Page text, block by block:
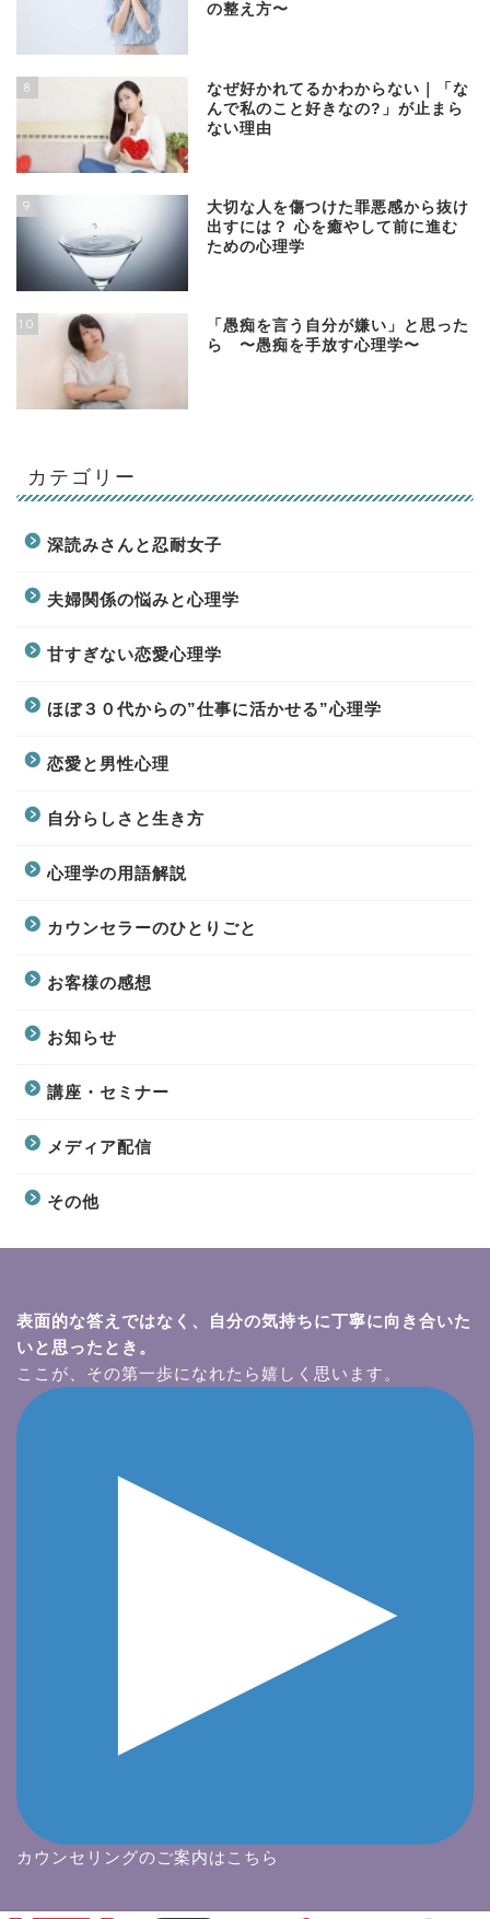
の整え方〜
8
なぜ好かれてるかわからない｜「な
んで私のこと好きなの?」が止まら
ない理由
9
大切な人を傷つけた罪悪感から抜け
出すには？ 心を癒やして前に進む
ための心理学
10
「愚痴を言う自分が嫌い」と思った
ら 〜愚痴を手放す心理学〜
カテゴリー
深読みさんと忍耐女子
夫婦関係の悩みと心理学
甘すぎない恋愛心理学
ほぼ３０代からの”仕事に活かせる”心理学
恋愛と男性心理
自分らしさと生き方
心理学の用語解説
カウンセラーのひとりごと
お客様の感想
お知らせ
講座・セミナー
メディア配信
その他
表面的な答えではなく、自分の気持ちに丁寧に向き合いた
いと思ったとき。
ここが、その第一歩になれたら嬉しく思います。
カウンセリングのご案内はこちら